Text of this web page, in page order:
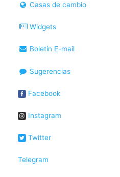
Casas de cambio
Widgets
Boletín E-mail
Sugerencias
Facebook
Instagram
Twitter
Telegram